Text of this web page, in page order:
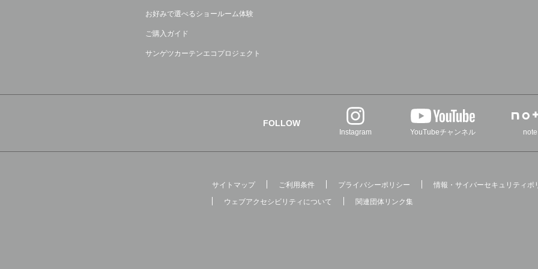
お好みで選べるショールーム体験
ご購入ガイド
サンゲツカーテンエコプロジェクト
FOLLOW
Instagram YouTubeチャンネル note
サイトマップ ご利用条件 プライバシーポリシー
情報・サイバーセキュリティポ
ウェブアクセシビリティについて
関連団体リンク集